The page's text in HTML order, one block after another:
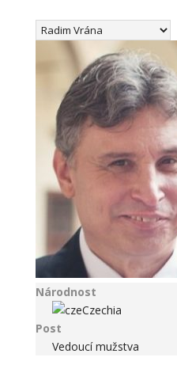
Národnost
Czechia
Post
Vedoucí mužstva